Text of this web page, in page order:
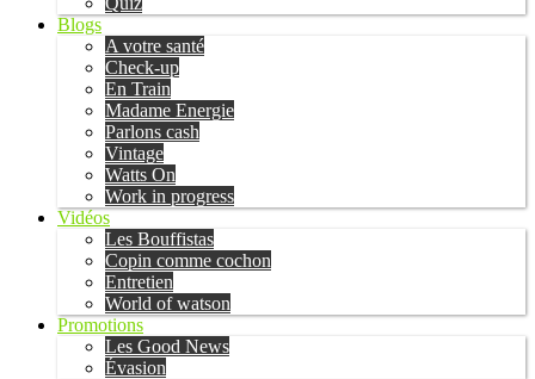
Blogs
A votre santé
Check-up
En Train
Madame Energie
Parlons cash
Vintage
Watts On
Work in progress
Vidéos
Les Bouffistas
Copin comme cochon
Entretien
World of watson
Promotions
Les Good News
Évasion